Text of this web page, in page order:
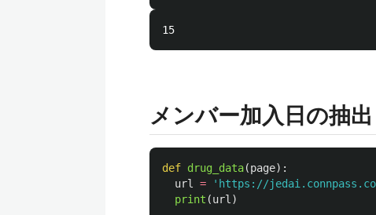
メンバー加入日の抽出
def drug_data(page):
url
= ' https://
print (url )